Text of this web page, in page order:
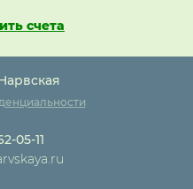
счета
05-11